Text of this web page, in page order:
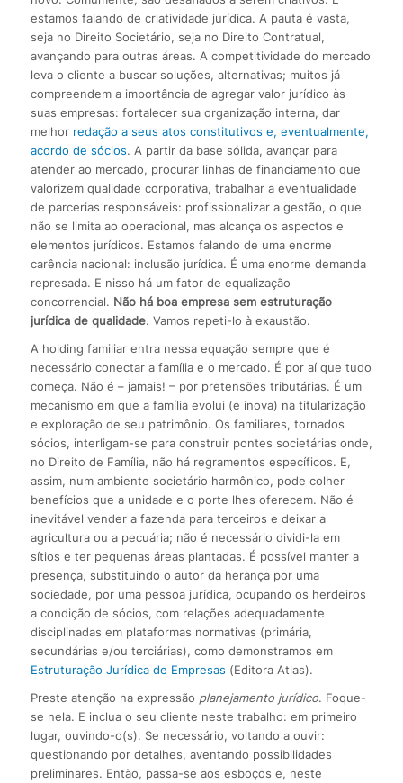
estamos falando de criatividade jurídica. A pauta é vasta,
seja no Direito Societário, seja no Direito Contratual,
avançando para outras áreas. A competitividade do mercado
leva o cliente a buscar soluções, alternativas; muitos já
compreendem a importância de agregar valor jurídico às
suas empresas: fortalecer sua organização interna, dar
melhor redação a seus atos constitutivos e, eventualmente,
acordo de sócios. A partir da base sólida, avançar para
atender ao mercado, procurar linhas de financiamento que
valorizem qualidade corporativa, trabalhar a eventualidade
de parcerias responsáveis: profissionalizar a gestão, o que
não se limita ao operacional, mas alcança os aspectos e
elementos jurídicos. Estamos falando de uma enorme
carência nacional: inclusão jurídica. É uma enorme demanda
represada. E nisso há um fator de equalização
concorrencial. Não há boa empresa sem estruturação
jurídica de qualidade. Vamos repeti-lo à exaustão.
A holding familiar entra nessa equação sempre que é
necessário conectar a família e o mercado. É por aí que tudo
começa. Não é – jamais! – por pretensões tributárias. É um
mecanismo em que a família evolui (e inova) na titularização
e exploração de seu patrimônio. Os familiares, tornados
sócios, interligam-se para construir pontes societárias onde,
no Direito de Família, não há regramentos específicos. E,
assim, num ambiente societário harmônico, pode colher
benefícios que a unidade e o porte lhes oferecem. Não é
inevitável vender a fazenda para terceiros e deixar a
agricultura ou a pecuária; não é necessário dividi-la em
sítios e ter pequenas áreas plantadas. É possível manter a
presença, substituindo o autor da herança por uma
sociedade, por uma pessoa jurídica, ocupando os herdeiros
a condição de sócios, com relações adequadamente
disciplinadas em plataformas normativas (primária,
secundárias e/ou terciárias), como demonstramos em
Estruturação Jurídica de Empresas (Editora Atlas).
Preste atenção na expressão planejamento jurídico. Foque-
se nela. E inclua o seu cliente neste trabalho: em primeiro
lugar, ouvindo-o(s). Se necessário, voltando a ouvir:
questionando por detalhes, aventando possibilidades
preliminares. Então, passa-se aos esboços e, neste